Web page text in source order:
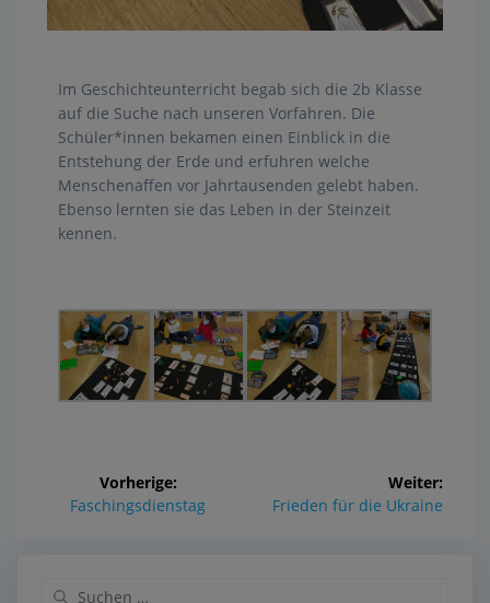
Im Geschichteunterricht begab sich die 2b Klasse
auf die Suche nach unseren Vorfahren. Die
Schüler*innen bekamen einen Einblick in die
Entstehung der Erde und erfuhren welche
Menschenaffen vor Jahrtausenden gelebt haben.
Ebenso lernten sie das Leben in der Steinzeit
kennen.
Vorherige:
Faschingsdienstag
Weiter:
Frieden für die Ukraine